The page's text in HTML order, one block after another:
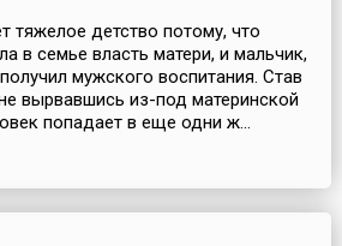
тяжелое детство потому, что
в семье власть матери, и мальчик,
мужского воспитания. Став
вырвавшись из-под материнской
попадает в еще одни ж...